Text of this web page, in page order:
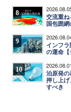
8
交流重
国包囲網
9
インフ
の運命【
10 2026.08.01
泊原発
押し上
すべき